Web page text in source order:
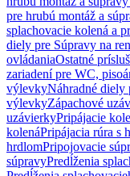
pre hrubú montáž a
splachovacie kolená a
diely pre Súpravy na
ovládaniaOstatné
zariadení pre WC,
výlevkyNáhradné diely
výlevkyZápachové
uzávierkyPripájacie
kolenáPripájacia rúra s
hrdlomPripojovacie
súpravyPredĺženia